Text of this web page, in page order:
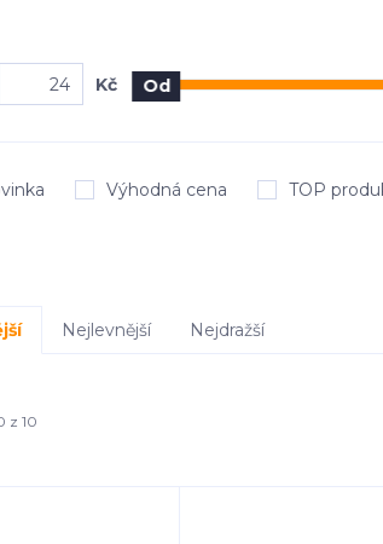
Kč Od
Výhodná cena TOP
Nejlevnější Nejdražší
z 10